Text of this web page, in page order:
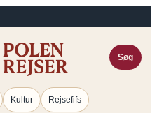
Søg
Kultur Rejsefifs